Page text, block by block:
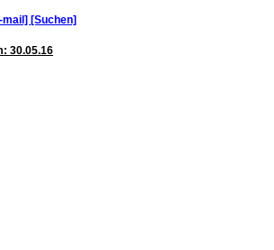
mail] [Suchen]
30.05.16